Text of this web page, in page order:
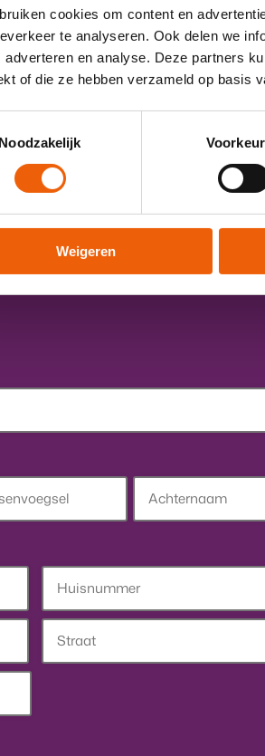
cookies om content en
te analyseren. Ook delen we
adverteren en analyse. Deze partners
of die ze hebben verzameld op basis
Noodzakelijk
Weigeren
en/of ontvangst van de digitale
digitaal en niet meer per post
Huisnummer